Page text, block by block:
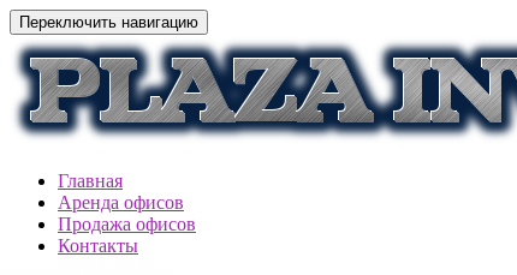
Переключить навигацию
Главная
Аренда офисов
Продажа офисов
Контакты